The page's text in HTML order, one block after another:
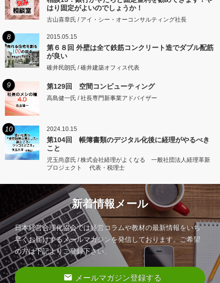
はり固定がよいのでしょうか！
古山喜章氏 / アイ・シー・オーコンサルティング社長
8 2015.05.15
第６８回 外壁は全て鉄筋コンクリート造でダブル配筋
が良い
碓井民朗氏 / 碓井建築オフィス代表
9 第129回 空間コンピューティング
高島健一氏 / 社長専門新事業アドバイザー
10 2024.10.15
第104回 帳簿書類のデジタル化後に経理がやるべき
こと
児玉尚彦氏 / 株式会社経理がよくなる 一般社団法人経理革新
プロジェクト 代表・税理士
新着情報メール
日本経営合理化協会では経営コラムや教材の最新情報をいち
早くお届けするメールマガジンを発信しております。ご希望
の方は下記よりご登録下さい。
email メールマガジン登録する